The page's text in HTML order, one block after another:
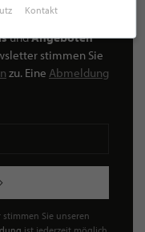
und profitieren Sie
undAngeboten
stimmen Sie
zu. Eine Abmeldung
Sie unseren
Kontakt